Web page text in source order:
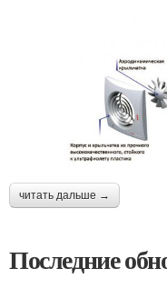
читать дальше →
Последние